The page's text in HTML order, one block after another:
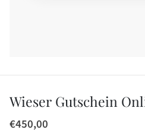
Wieser Gutschein
€450,00